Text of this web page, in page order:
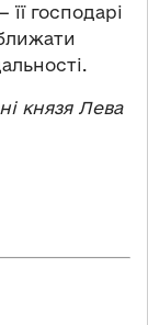
господарі
князя Лева